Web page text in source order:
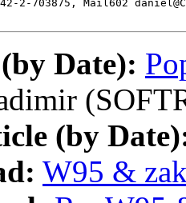
2-703875, Mail602
Date):
(by
W95 &